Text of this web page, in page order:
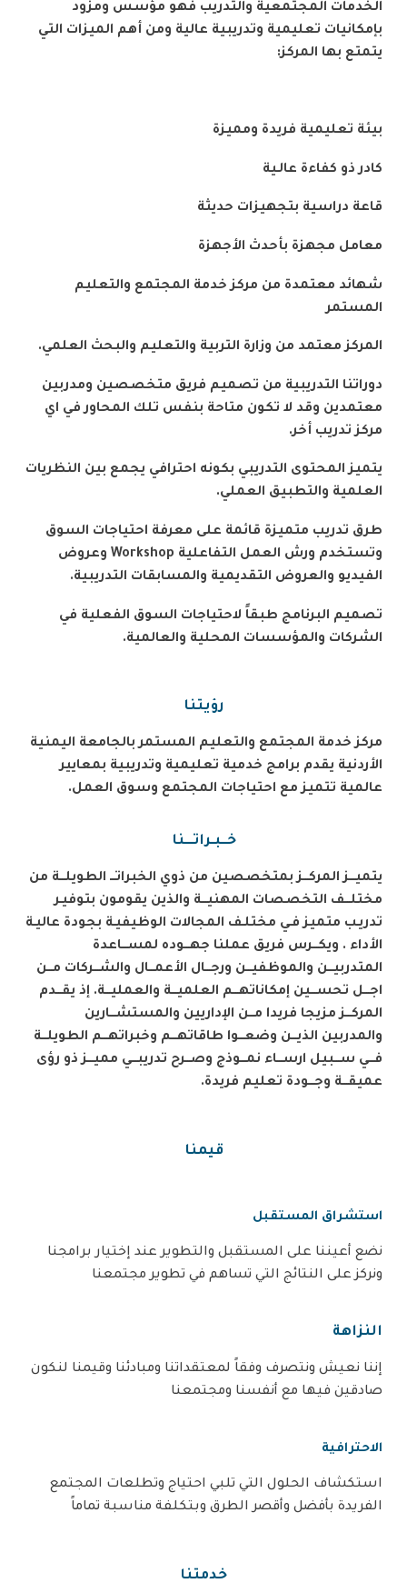
الخدمات المجتمعية والتدريب فهو مؤسس ومزود
بإمكانيات تعليمية وتدريبية عالية ومن أهم الميزات التي
يتمتع بها المركز:
بيئة تعليمية فريدة ومميزة
كادر ذو كفاءة عالـية
قاعة دراسية بتجهيزات حديثة
معامل مجهزة بأحدث الأجهزة
شهائد معتمدة من مركز خدمة المجتمع والتعليم
المستمر
المركز معتمد من وزارة التربية والتعليم والبحث العلمي.
دوراتنا التدريبية من تصميم فريق متخصصين ومدربين
معتمدين وقد لا تكون متاحة بنفس تلك المحاور في اي
مركز تدريب أخر.
يتميز المحتوى التدريبي بكونه احترافي يجمع بين النظريات
العلمية والتطبيق العملي.
طرق تدريب متميزة قائمة على معرفة احتياجات السوق
وتستخدم ورش العمل التفاعلية
وعروض
الفيديو والعروض التقديمية والمسابقات التدريبية.
تصميم البرنامج طبقاً لاحتياجات السوق الفعلية في
الشركات والمؤسسات المحلية والعالمية.
رؤيتنا
مركز خدمة المجتمع والتعليم المستمر بالجامعة اليمنية
الأردنية يقدم برامج خدمية تعليمية وتدريبية بمعايير
عالمية تتميز مع احتياجات المجتمع وسوق العمل.
خــبـراتـــنا
يتميـــز المركـــز بمتخصصين من ذوي الخبراتـــ الطويلـــة من
مختلـــف التخصصات المهنيـــة والذين يقومون بتوفيـر
تدريـب متميز فـي مختلـف المجالات الوظيفيـة بجودة عاليـة
الأداء . ويكـــرس فريق عملنا جهـــوده لمســـاعدة
المتدربيـــن والموظفيـــن ورجـــال الأعمـــال والشـــركات مـــن
اجـــل تحســـين إمكاناتهـــم العلميـــة والعمليـــة. إذ يقـــدم
المركـــز مزيجا فريدا مـــن الإداريين والمستشـــارين
والمدربين الذيـــن وضعـــوا طاقاتهـــم وخبراتهـــم الطويلـــة
فـــي ســـبيل ارســـاء نمـــوذج وصـــرح تدريبـــي مميـــز ذو رؤى
عميقـــة وجـــودة تعليم فريدة.
قيمنا
استشراق المستقبل
نضع أعيننا على المستقبل والتطوير عند إختيار برامجنا
ونركز على النتائج التي تساهم في تطوير مجتمعنا
النزاهة
إننا نعيش ونتصرف وفقاً لمعتقداتنا ومبادئنا وقيمنا لنكون
صادقين فيها مع أنفسنا ومجتمعنا
الاحترافية
استكشاف الحلول التي تلبي احتياج وتطلعات المجتمع
الفريدة بأفضل وأقصر الطرق وبتكلفة مناسبة تماماً
خدمتنا